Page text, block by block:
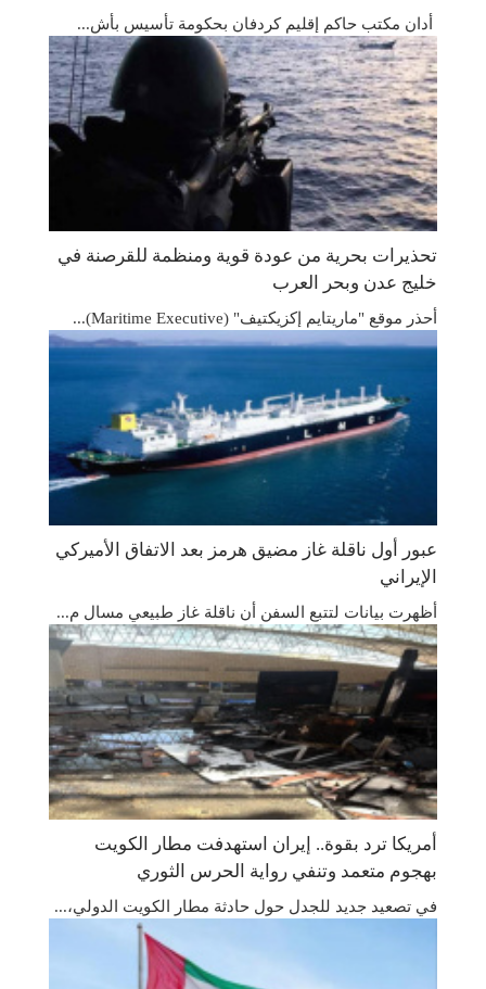
أدان مكتب حاكم إقليم كردفان بحكومة تأسيس بأش...
تحذيرات بحرية من عودة قوية ومنظمة للقرصنة في
خليج عدن وبحر العرب
أحذر موقع "ماريتايم إكزيكتيف" (Maritime Executive)...
عبور أول ناقلة غاز مضيق هرمز بعد الاتفاق الأميركي
الإيراني
أظهرت بيانات لتتبع السفن أن ناقلة غاز طبيعي مسال م...
أمريكا ترد بقوة.. إيران استهدفت مطار الكويت
بهجوم متعمد وتنفي رواية الحرس الثوري
في تصعيد جديد للجدل حول حادثة مطار الكويت الدولي،...